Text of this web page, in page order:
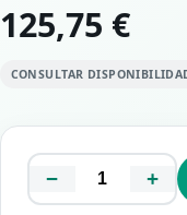
125,75 €
CONSULTAR
− +